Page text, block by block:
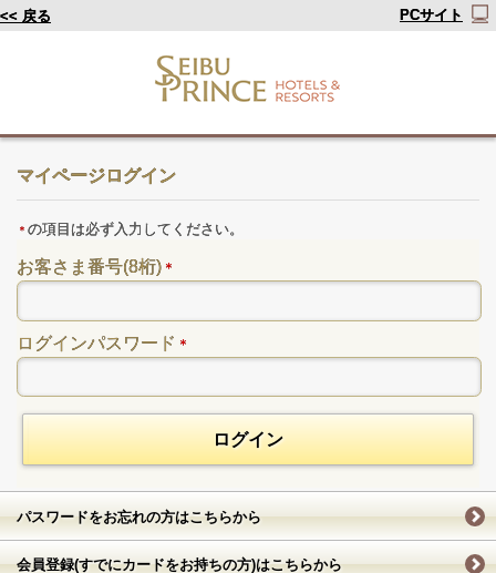
<< 戻る PCサイト
マイページログイン
＊ の項目は必ず入力してください。
お客さま番号(8桁) ＊
ログインパスワード ＊
ログイン
パスワードをお忘れの方はこちらから
会員登録(すでにカードをお持ちの方)はこちらから